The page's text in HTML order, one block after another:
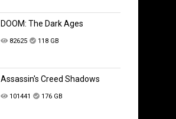
DOOM: The Dark Ages
82625 118 GB
Assassin's Creed Shadows
101441 176 GB